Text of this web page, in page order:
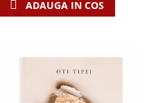
ADAUGA IN COS